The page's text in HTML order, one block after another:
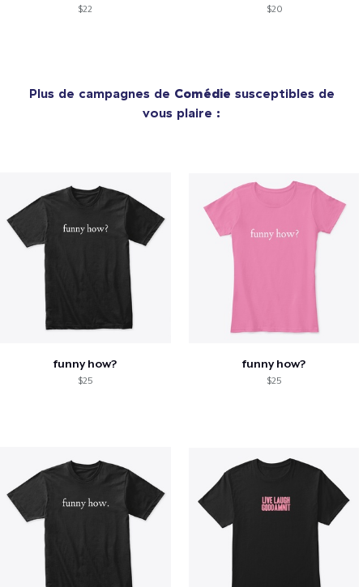
$22 $20
Plus de campagnes de Comédie susceptibles de
vous plaire :
funny how?
$25
funny how?
$25